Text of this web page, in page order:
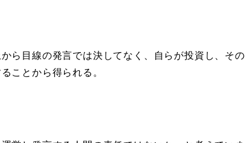
ら目線の発言では決してなく、自らが投資し、その
ことから得られる。